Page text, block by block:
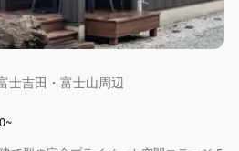
士吉田・富士山周辺